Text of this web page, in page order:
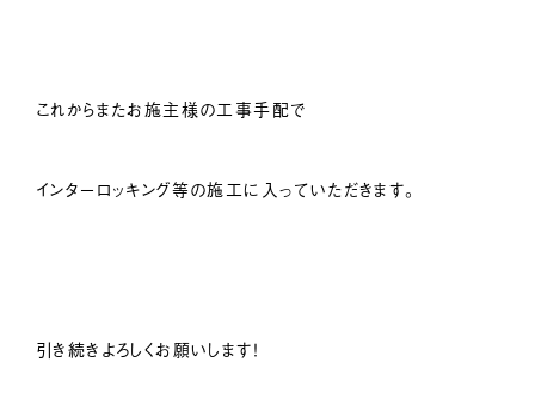
これからまたお施主様の工事手配で
インターロッキング等の施工に入っていただきます。
引き続きよろしくお願いします！